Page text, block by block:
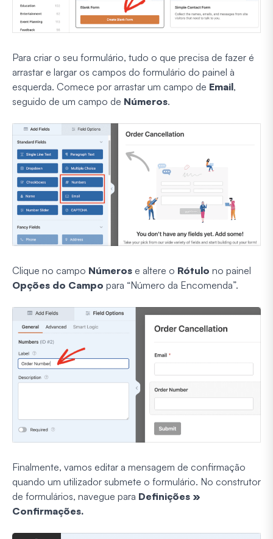
Para criar o seu formulário, tudo o que precisa de fazer é
arrastar e largar os campos do formulário do painel à
esquerda. Comece por arrastar um campo de Email,
seguido de um campo de Números.
Clique no campo Números e altere o Rótulo no painel
Opções do Campo para “Número da Encomenda”.
Finalmente, vamos editar a mensagem de confirmação
quando um utilizador submete o formulário. No construtor
de formulários, navegue para Definições »
Confirmações.